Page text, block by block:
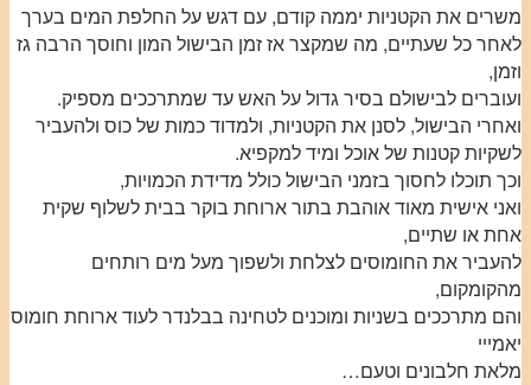
משרים את הקטניות יממה קודם, עם דגש על החלפת המים בערך
לאחר כל שעתיים, מה שמקצר אז זמן הבישול המון וחוסך הרבה גז
וזמן,
ועוברים לבישולם בסיר גדול על האש עד שמתרככים מספיק.
ואחרי הבישול, לסנן את הקטניות, ולמדוד כמות של כוס ולהעביר
לשקיות קטנות של אוכל ומיד למקפיא.
וכך תוכלו לחסוך בזמני הבישול כולל מדידת הכמויות,
ואני אישית מאוד אוהבת בתור ארוחת בוקר בבית לשלוף שקית
אחת או שתיים,
להעביר את החומוסים לצלחת ולשפוך מעל מים רותחים
מהקומקום,
והם מתרככים בשניות ומוכנים לטחינה בבלנדר לעוד ארוחת חומוס
יאמייי
מלאת חלבונים וטעם…